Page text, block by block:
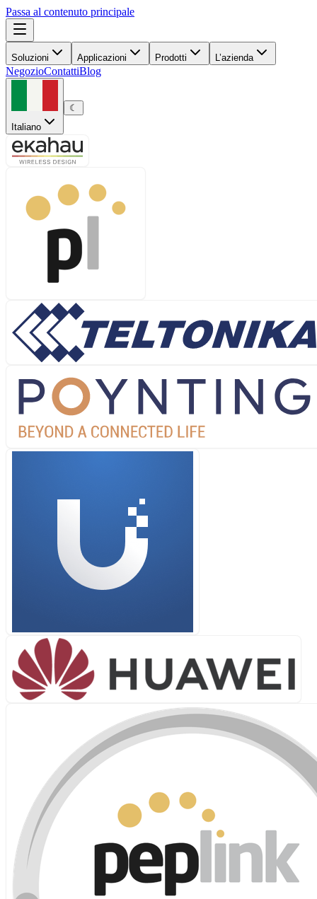
Passa al contenuto principale
Soluzioni Applicazioni Prodotti L’azienda
NegozioContattiBlog
Italiano
☾